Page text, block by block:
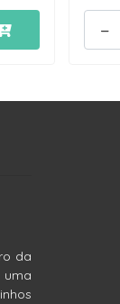
-
da